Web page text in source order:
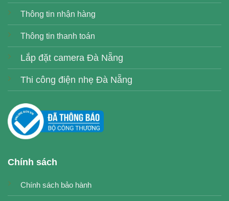
Thông tin nhận hàng
Thông tin thanh toán
Lắp đặt camera Đà Nẵng
Thi công điện nhẹ Đà Nẵng
Chính sách
Chính sách bảo hành